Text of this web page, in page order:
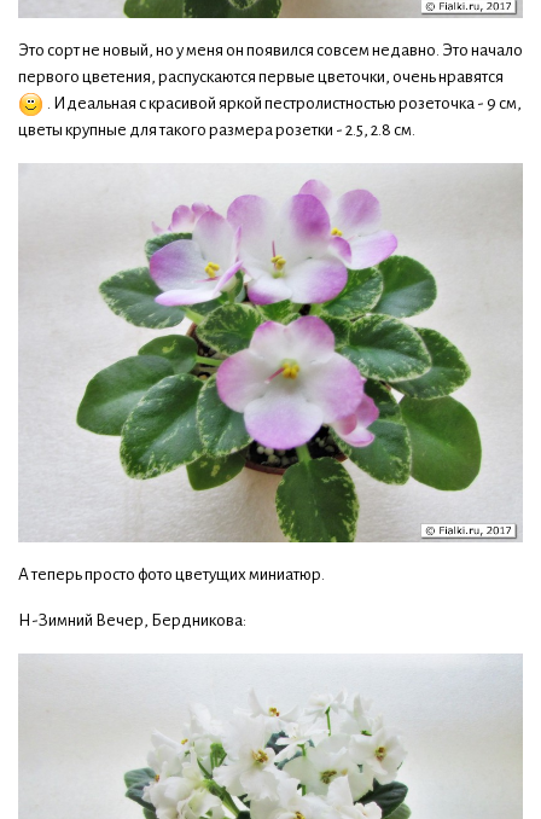
Это сорт не новый, но у меня он появился совсем недавно. Это начало
первого цветения, распускаются первые цветочки, очень нравятся
. Идеальная с красивой яркой пестролистностью розеточка - 9 см,
цветы крупные для такого размера розетки - 2.5, 2.8 см.
А теперь просто фото цветущих миниатюр.
Н-Зимний Вечер, Бердникова: